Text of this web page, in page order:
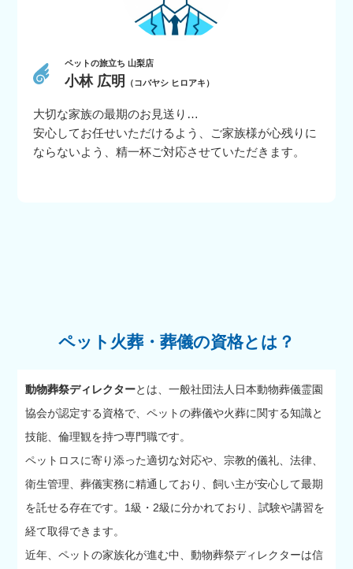
ペットの旅立ち 山梨店
小林 広明 （コバヤシ ヒロアキ）
大切な家族の最期のお見送り…
安心してお任せいただけるよう、ご家族様が心残りに
ならないよう、精一杯ご対応させていただきます。
ペット火葬・葬儀の資格とは？
動物葬祭ディレクターとは、一般社団法人日本動物葬儀霊園
協会が認定する資格で、ペットの葬儀や火葬に関する知識と
技能、倫理観を持つ専門職です。
ペットロスに寄り添った適切な対応や、宗教的儀礼、法律、
衛生管理、葬儀実務に精通しており、飼い主が安心して最期
を託せる存在です。1級・2級に分かれており、試験や講習を
経て取得できます。
近年、ペットの家族化が進む中、動物葬祭ディレクターは信